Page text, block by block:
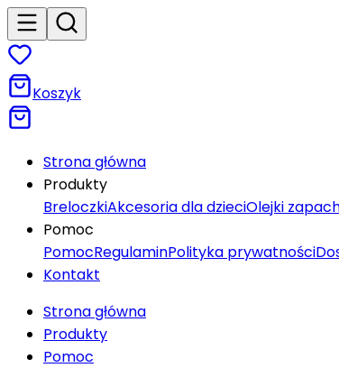
Koszyk
Strona główna
Produkty
BreloczkiAkcesoria dla dzieciOlejki
Pomoc
PomocRegulaminPolityka prywatności
Kontakt
Strona główna
Produkty
Pomoc